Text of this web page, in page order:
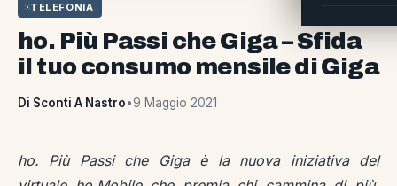
TELEFONIA
ho. Più Passi che Giga – Sfida
il tuo consumo mensile di Giga
Di Sconti A Nastro•9 Maggio 2021
ho. Più Passi che Giga è la nuova iniziativa del